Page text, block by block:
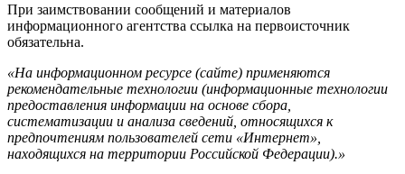
При заимствовании сообщений и материалов
информационного агентства ссылка на первоисточник
обязательна.
«На информационном ресурсе (сайте) применяются
рекомендательные технологии (информационные технологии
предоставления информации на основе сбора,
систематизации и анализа сведений, относящихся к
предпочтениям пользователей сети «Интернет»,
находящихся на территории Российской Федерации).»